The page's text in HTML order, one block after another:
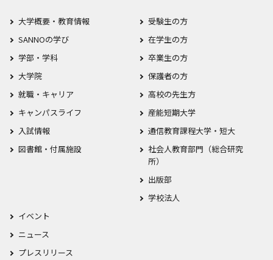
大学概要・教育情報
SANNOの学び
学部・学科
大学院
就職・キャリア
キャンパスライフ
入試情報
図書館・付属施設
受験生の方
在学生の方
卒業生の方
保護者の方
高校の先生方
産能短期大学
通信教育課程大学・短大
社会人教育部門（総合研究
所）
出版部
学校法人
イベント
ニュース
プレスリリース